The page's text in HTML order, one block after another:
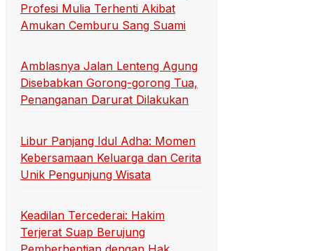
Profesi Mulia Terhenti Akibat
Amukan Cemburu Sang Suami
Amblasnya Jalan Lenteng Agung
Disebabkan Gorong-gorong Tua,
Penanganan Darurat Dilakukan
Libur Panjang Idul Adha: Momen
Kebersamaan Keluarga dan Cerita
Unik Pengunjung Wisata
Keadilan Tercederai: Hakim
Terjerat Suap Berujung